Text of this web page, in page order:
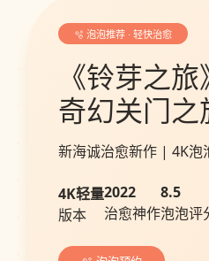
🫧 泡泡推荐 · 轻快治愈
《铃芽之旅
奇幻关门之
新海诚治愈新作 | 4K泡
4K轻量
版本
2022
治愈神作
8.5
泡泡评